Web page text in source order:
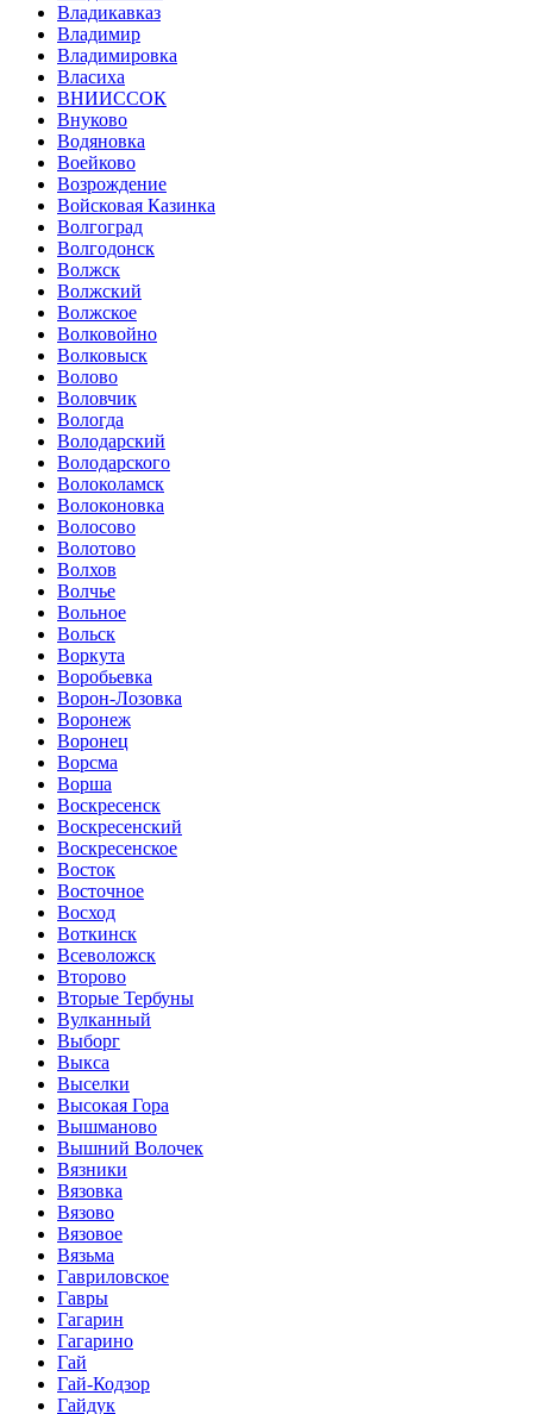
Владикавказ
Владимир
Владимировка
Власиха
ВНИИССОК
Внуково
Водяновка
Воейково
Возрождение
Войсковая Казинка
Волгоград
Волгодонск
Волжск
Волжский
Волжское
Волковойно
Волковыск
Волово
Воловчик
Вологда
Володарский
Володарского
Волоколамск
Волоконовка
Волосово
Волотово
Волхов
Волчье
Вольное
Вольск
Воркута
Воробьевка
Ворон-Лозовка
Воронеж
Воронец
Ворсма
Ворша
Воскресенск
Воскресенский
Воскресенское
Восток
Восточное
Восход
Воткинск
Всеволожск
Второво
Вторые Тербуны
Вулканный
Выборг
Выкса
Выселки
Высокая Гора
Вышманово
Вышний Волочек
Вязники
Вязовка
Вязово
Вязовое
Вязьма
Гавриловское
Гавры
Гагарин
Гагарино
Гай
Гай-Кодзор
Гайдук